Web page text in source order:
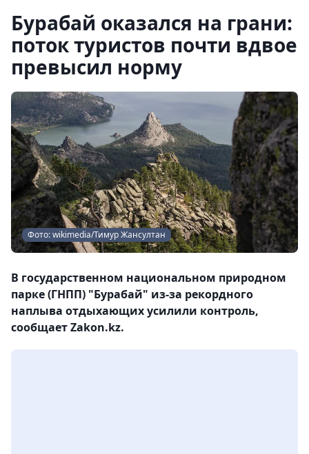
Бурабай оказался на грани:
поток туристов почти вдвое
превысил норму
Фото: wikimedia/Тимур Жансултан
В государственном национальном природном
парке (ГНПП) "Бурабай" из-за рекордного
наплыва отдыхающих усилили контроль,
сообщает Zakon.kz.